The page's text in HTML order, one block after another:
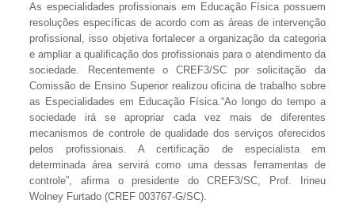
As especialidades profissionais em Educação Física possuem
resoluções específicas de acordo com as áreas de intervenção
profissional, isso objetiva fortalecer a organização da categoria
e ampliar a qualificação dos profissionais para o atendimento da
sociedade. Recentemente o CREF3/SC por solicitação da
Comissão de Ensino Superior realizou oficina de trabalho sobre
as Especialidades em Educação Física.“Ao longo do tempo a
sociedade irá se apropriar cada vez mais de diferentes
mecanismos de controle de qualidade dos serviços oferecidos
pelos profissionais. A certificação de especialista em
determinada área servirá como uma dessas ferramentas de
controle”, afirma o presidente do CREF3/SC, Prof. Irineu
Wolney Furtado (CREF 003767-G/SC).